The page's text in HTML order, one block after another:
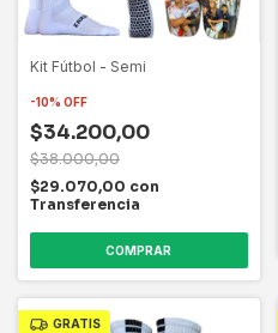
Kit Fútbol - Semi
-10% OFF
$34.200,00
$38.000,00
$29.070,00 con
Transferencia
COMPRAR
GRATIS